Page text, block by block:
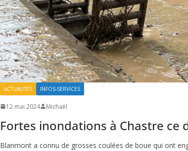
ACTUALITÉS INFOS-SERVICES
12 mai 2024 Michaël
Fortes inondations à Chastre ce
Blanmont a connu de grosses coulées de boue qui ont